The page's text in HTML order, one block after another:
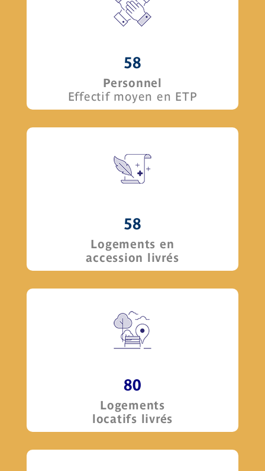
58
Personnel
Effectif moyen en ETP
58
Logements en
accession livrés
80
Logements
locatifs livrés